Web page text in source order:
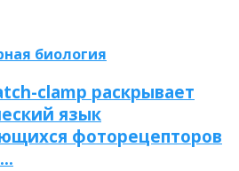
биология
clamp раскрывает
язык
фоторецепторов